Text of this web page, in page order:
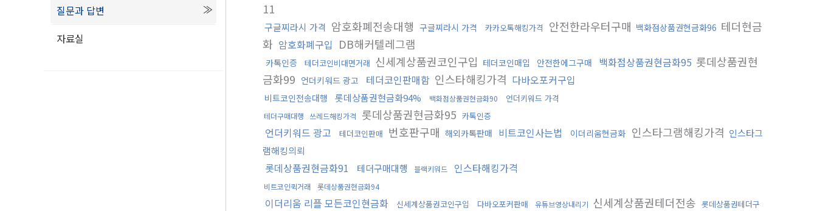
질문과 답변
자료실
11
구글찌라시 가격 암호화폐전송대행 구글찌라시 가격 카카오톡해킹가격 안전한라우터구매 백화점상품권현금화96 테더현금
화 암호화폐구입 DB해커텔레그램
카톡인증 테더코인비대면거래 신세계상품권코인구입 테더코인매입 안전한에그구매 백화점상품권현금화95 롯데상품권현
금화99 언더키워드 광고 테더코인판매함 인스타해킹가격 다바오포커구입
비트코인전송대행 롯데상품권현금화94% 백화점상품권현금화90 언더키워드 가격
테더구매대행 쓰레드해킹가격 롯데상품권현금화95 카톡인증
언더키워드 광고 테더코인판매 번호판구매 해외카톡판매 비트코인사는법 이더리움현금화 인스타그램해킹가격 인스타그
램해킹의뢰
롯데상품권현금화91 테더구매대행 블랙키워드 인스타해킹가격
비트코인퀵거래 롯데상품권현금화94
이더리움 리플 모든코인현금화 신세계상품권코인구입 다바오포커판매 유튜브영상내리기 신세계상품권테더전송 롯데상품권테더구